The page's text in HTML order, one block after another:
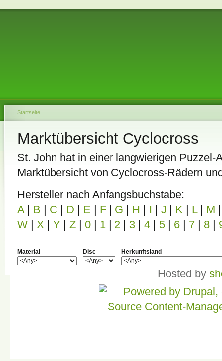
Startseite
Marktübersicht Cyclocross
St. John hat in einer langwierigen Puzzel-
Marktübersicht von Cyclocross-Rädern
Hersteller nach Anfangsbuchstabe:
A | B | C | D | E | F | G | H | I | J | K | L | M |
W | X | Y | Z | 0 | 1 | 2 | 3 | 4 | 5 | 6 | 7 | 8 |
Material Disc Herkunftsland
Hosted by